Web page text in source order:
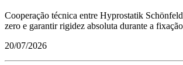
Cooperação técnica entre Hyprostatik
zero e garantir rigidez absoluta durante a
20/07/2026